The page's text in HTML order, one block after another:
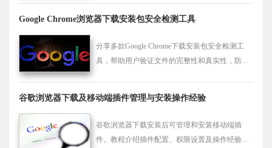
Google Chrome浏览器下载安装包安全检测工具
分享多款Google Chrome下载安装包安全检测工
具，帮助用户验证文件的完整性和真实性，防止
谷歌浏览器下载及移动端插件管理与安装操作经验
谷歌浏览器下载安装后可管理和安装移动端插
件。教程介绍插件配置、权限设置及操作经验，